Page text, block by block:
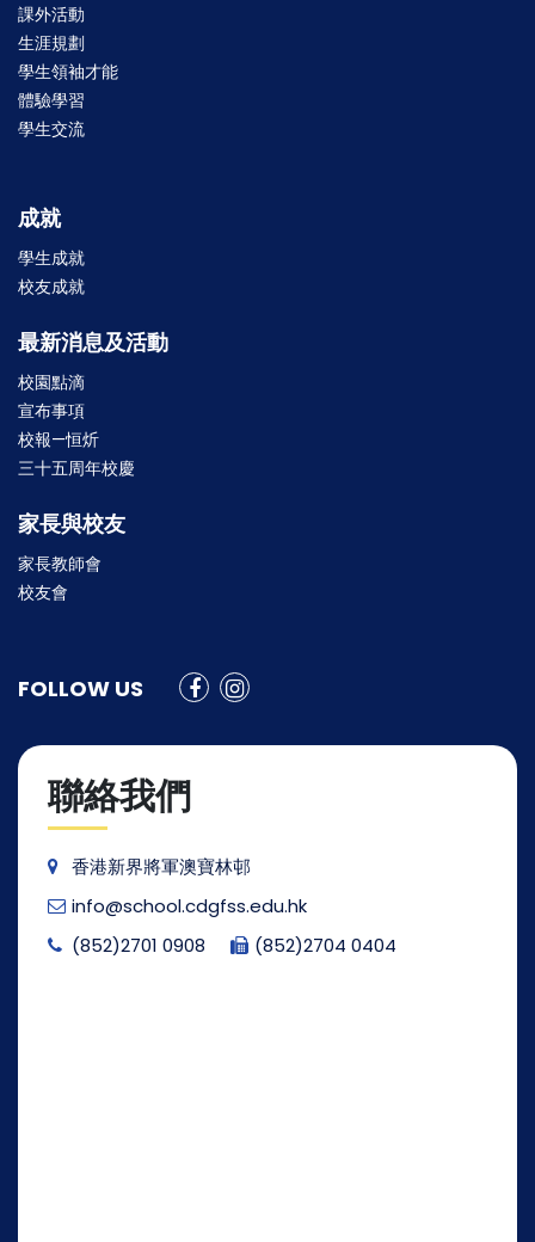
課外活動
生涯規劃
學生領袖才能
體驗學習
學生交流
成就
學生成就
校友成就
最新消息及活動
校園點滴
宣布事項
校報—恒炘
三十五周年校慶
家長與校友
家長教師會
校友會
FOLLOW US
聯絡我們
香港新界將軍澳寶林邨
info@school.cdgfss.edu.hk
(852)2701 0908
(852)2704 0404